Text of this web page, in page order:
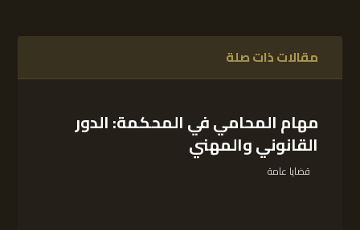
مقالات ذات صلة
مهام المحامي في المحكمة: الدور
القانوني والمهني
قضايا عامة